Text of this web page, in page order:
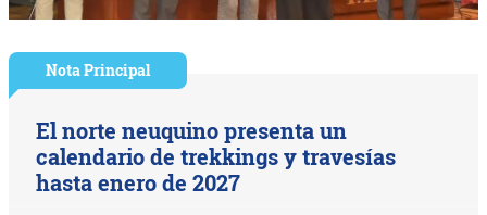
Nota Principal
El norte neuquino presenta un
calendario de trekkings y travesías
hasta enero de 2027